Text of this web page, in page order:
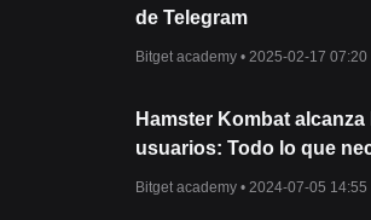
de Telegram
Bitget academy • 2025-02-17 07:20
Hamster Kombat
usuarios: Todo lo que
próximo airdrop
Bitget academy • 2024-07-05 14:55